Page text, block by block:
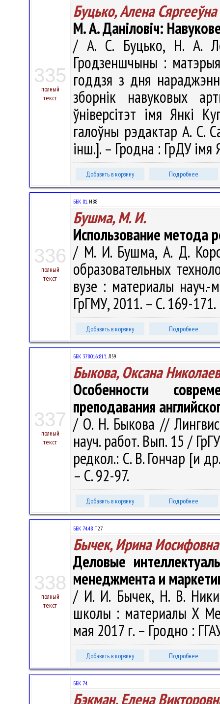
335
полный
текст
Буцько, Алена Сяргееўна
М. А. Даніловіч:
/ А. С. Буцько, Н. А.
Гродзеншчыны :
годдзя з дня
зборнік навуковых
ўніверсітэт імя Янкі
галоўны рэдактар А. С.
інш.]. – Гродна : ГрДУ
Добавить в корзину Подробнее
336
полный
текст
ББК 81.И88
Бушма, М. И.
Использование метода
/ М. И. Бушма, А. Д.
образовательных
вузе : материалы
ГрГМУ, 2011. – С. 169-171.
Добавить в корзину Подробнее
337
полный
текст
ББК 378.016:81'1Л59
Быкова, Оксана
Особенности
преподавания
/ О. Н. Быкова //
науч. работ. Вып. 15 /
редкол.: С. В. Гончар [и
– С. 92-97.
Добавить в корзину Подробнее
338
полный
текст
ББК 74.48 П27
Бычек, Ирина Иосифовна
Деловые
менеджмента и
/ И. И. Бычек, Н. В.
школы : материалы Х
мая 2017 г. – Гродно :
Добавить в корзину Подробнее
ББК 74.
Бэкман, Елена